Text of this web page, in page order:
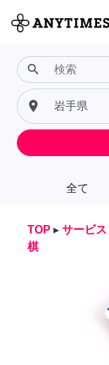
全て
search
place
TOP ▸ サービス
棋